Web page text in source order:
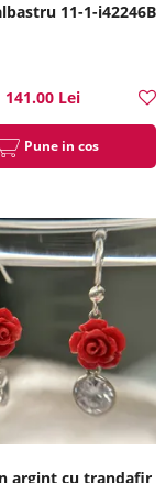
11-1-i42246B
141.00 Lei
Pune in cos
argint cu trandafir